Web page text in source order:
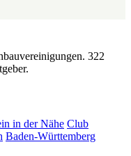
322
in der Nähe Club
Baden-Württemberg